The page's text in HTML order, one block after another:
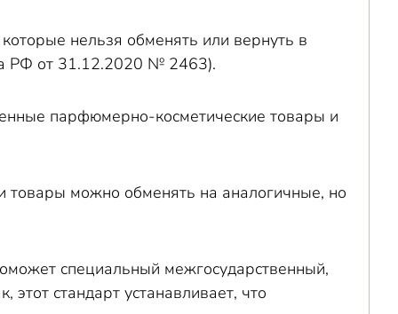
нельзя обменять или вернуть в
РФ от 31.12.2020 № 2463).
парфюмерно-косметические товары и
товары можно обменять на аналогичные, но
специальный межгосударственный,
стандарт устанавливает, что